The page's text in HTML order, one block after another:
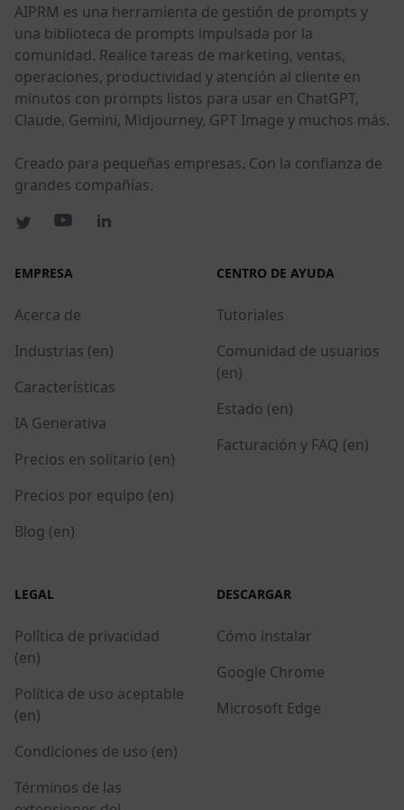
AIPRM es una herramienta de gestión de prompts y
una biblioteca de prompts impulsada por la
comunidad. Realice tareas de marketing, ventas,
operaciones, productividad y atención al cliente en
minutos con prompts listos para usar en ChatGPT,
Claude, Gemini, Midjourney, GPT Image y muchos más.
Creado para pequeñas empresas. Con la confianza de
grandes compañías.
EMPRESA
Acerca de
Industrias (en)
Características
IA Generativa
Precios en solitario (en)
Precios por equipo (en)
Blog (en)
CENTRO DE AYUDA
Tutoriales
Comunidad de usuarios
(en)
Estado (en)
Facturación y FAQ (en)
LEGAL
Política de privacidad
(en)
Política de uso aceptable
(en)
Condiciones de uso (en)
Términos de las
DESCARGAR
Cómo instalar
Google Chrome
Microsoft Edge